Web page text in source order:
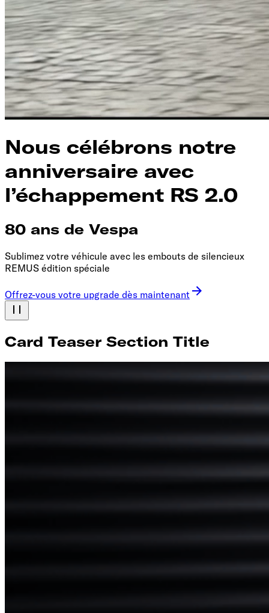
Nous célébrons notre
anniversaire avec
l’échappement RS 2.0
80 ans de Vespa
Sublimez votre véhicule avec les embouts de silencieux
REMUS édition spéciale
Offrez-vous votre upgrade dès maintenant
Card Teaser Section Title